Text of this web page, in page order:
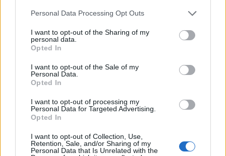
Personal Data Processing Opt Outs
I want to opt-out of the Sharing of my
personal data.
Opted In
I want to opt-out of the Sale of my
Personal Data.
Opted In
I want to opt-out of processing my
Personal Data for Targeted Advertising.
Opted In
I want to opt-out of Collection, Use,
Retention, Sale, and/or Sharing of my
Personal Data that Is Unrelated with the
Dosarul Colectiv. Bănicioiu, audiat 5 ore de
Redacţia - vineri, 6 decembrie 2019